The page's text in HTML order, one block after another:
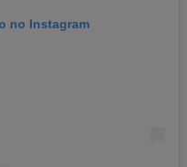
no Instagram